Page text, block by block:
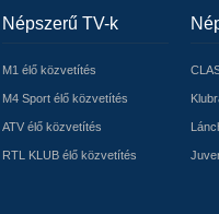
Népszerű TV-k
M1 élő közvetítés
M4 Sport élő közvetítés
ATV élő közvetítés
RTL KLUB élő közvetítés